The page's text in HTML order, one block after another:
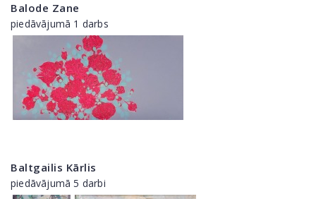
Balode Zane
piedāvājumā 1 darbs
Baltgailis Kārlis
piedāvājumā 5 darbi